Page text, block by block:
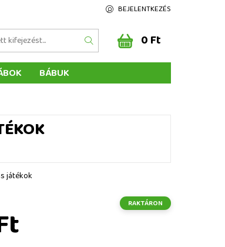
BEJELENTKEZÉS
0 Ft
BÁBUK
játékok
RAKTÁRON